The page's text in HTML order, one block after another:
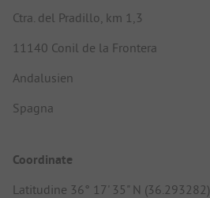
Ctra. del Pradillo, km 1,3
11140 Conil de la Frontera
Andalusien
Spagna
Coordinate
Latitudine 36° 17' 35" N (36.293282)